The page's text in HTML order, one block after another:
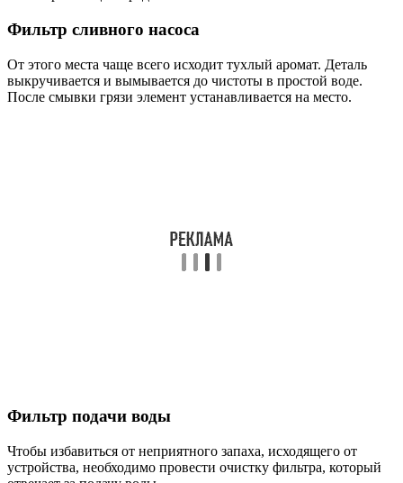
Фильтр сливного насоса
От этого места чаще всего исходит тухлый аромат. Деталь
выкручивается и вымывается до чистоты в простой воде.
После смывки грязи элемент устанавливается на место.
Фильтр подачи воды
Чтобы избавиться от неприятного запаха, исходящего от
устройства, необходимо провести очистку фильтра, который